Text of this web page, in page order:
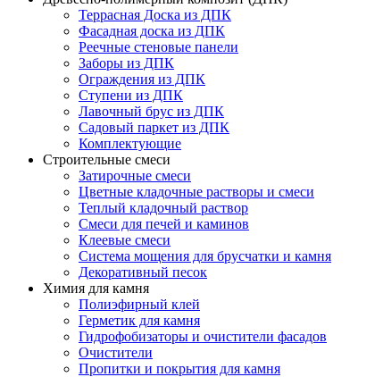
Террасная Доска из ДПК
Фасадная доска из ДПК
Реечные стеновые панели
Заборы из ДПК
Ограждения из ДПК
Ступени из ДПК
Лавочный брус из ДПК
Садовый паркет из ДПК
Комплектующие
Строительные смеси
Затирочные смеси
Цветные кладочные растворы и смеси
Теплый кладочный раствор
Смеси для печей и каминов
Клеевые смеси
Система мощения для брусчатки и камня
Декоративный песок
Химия для камня
Полиэфирный клей
Герметик для камня
Гидрофобизаторы и очистители фасадов
Очистители
Пропитки и покрытия для камня